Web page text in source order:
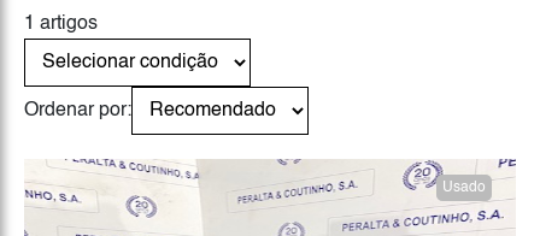
1 artigos
Ordenar por:
Usado